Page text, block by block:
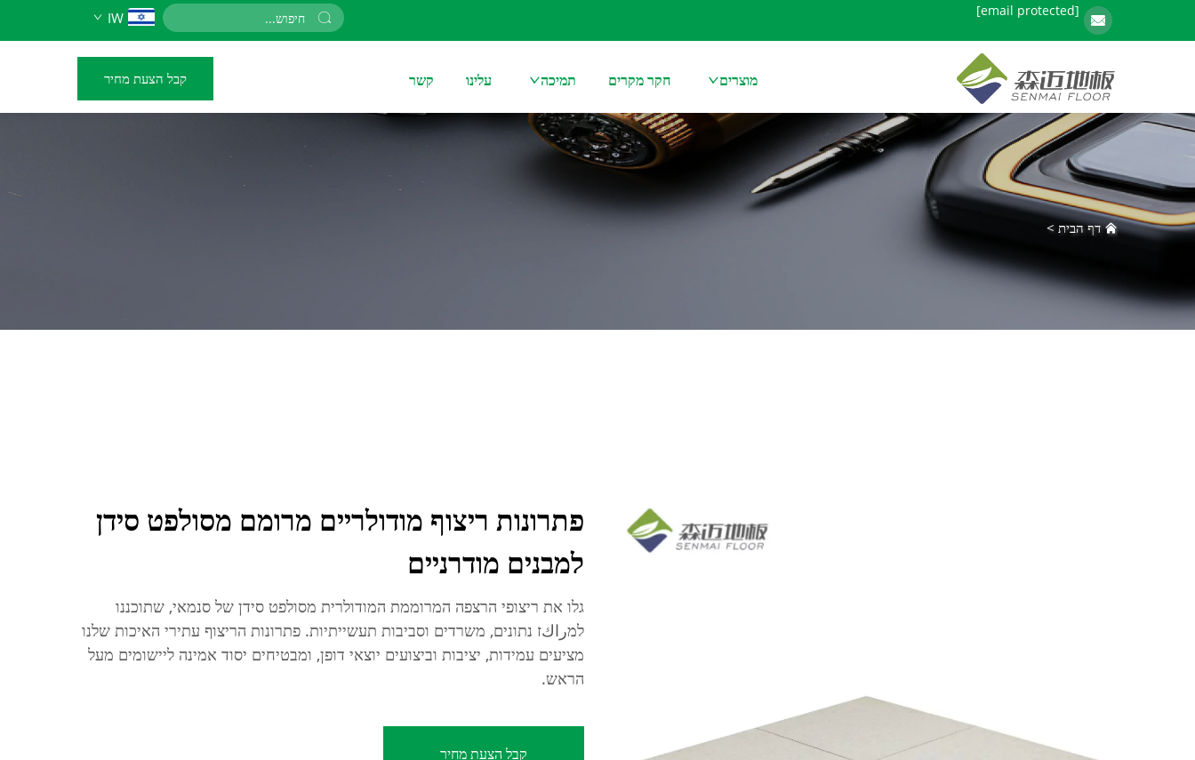
[email protected]
IW
מוצרים חקר מקרים תמיכה עלינו קשר קבל הצעת מחיר
דף הבית >
פתרונות ריצוף מודולריים מרומם מסולפט סידן
למבנים מודרניים
גלו את ריצופי הרצפה המרוממת המודולרית מסולפט סידן של סנמאי, שתוכננו
למراكז נתונים, משרדים וסביבות תעשייתיות. פתרונות הריצוף עתירי האיכות שלנו
מציעים עמידות, יציבות וביצועים יוצאי דופן, ומבטיחים יסוד אמינה ליישומים מעל
הראש.
קבל הצעת מחיר